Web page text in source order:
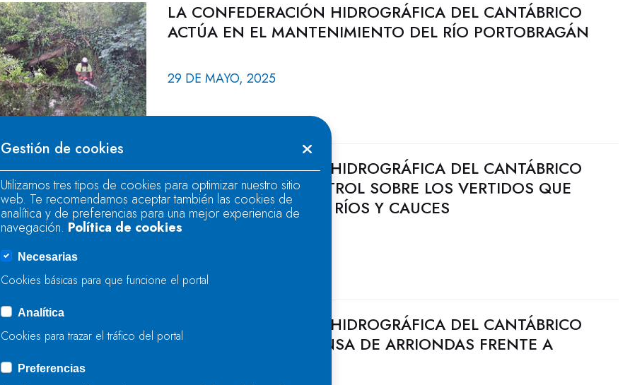
LA CONFEDERACIÓN HIDROGRÁFICA DEL CANTÁBRICO
ACTÚA EN EL MANTENIMIENTO DEL RÍO PORTOBRAGÁN
29 DE MAYO, 2025
LA CONFEDERACIÓN HIDROGRÁFICA DEL CANTÁBRICO
INTENSIFICA EL CONTROL SOBRE LOS VERTIDOS QUE
LLEGAN A NUESTROS RÍOS Y CAUCES
LA CONFEDERACIÓN HIDROGRÁFICA DEL CANTÁBRICO
AVANZA EN LA DEFENSA DE ARRIONDAS FRENTE A
Gestión de cookies
Utilizamos tres tipos de cookies para optimizar nuestro sitio
web. Te recomendamos aceptar también las cookies de
analítica y de preferencias para una mejor experiencia de
navegación. Política de cookies
Necesarias
Cookies básicas para que funcione el portal
Analítica
Cookies para trazar el tráfico del portal
Preferencias